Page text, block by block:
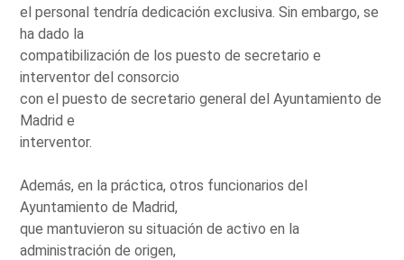
el personal tendría dedicación exclusiva. Sin embargo, se
ha dado la
compatibilización de los puesto de secretario e
interventor del consorcio
con el puesto de secretario general del Ayuntamiento de
Madrid e
interventor.
Además, en la práctica, otros funcionarios del
Ayuntamiento de Madrid,
que mantuvieron su situación de activo en la
administración de origen,